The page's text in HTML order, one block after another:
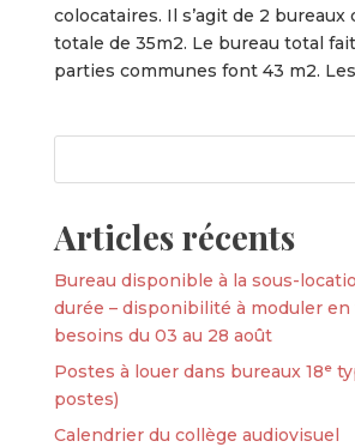
colocataires. Il s’agit de 2 bureaux
totale de 35m2. Le bureau total
parties communes font 43 m2.
Articles récents
Bureau disponible à la sous-
durée – disponibilité à moduler
besoins du 03 au 28 août
Postes à louer dans bureaux 18ᵉ
postes)
Calendrier du collège audiovisuel